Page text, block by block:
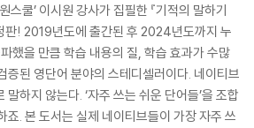
스쿨’ 이시원 강사가 집필한 『기적의 말하기
판! 2019년도에 출간된 후 2024년도까지 누
했을 만큼 학습 내용의 질, 학습 효과가 수많
증된 영단어 분야의 스테디셀러이다. 네이티브
하지 않는다. ‘자주 쓰는 쉬운 단어들’을 조합
죠. 본 도서는 실제 네이티브들이 가장 자주 쓰